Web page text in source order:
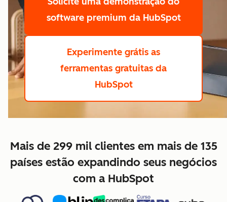
software premium da HubSpot
Experimente grátis as
ferramentas gratuitas da
HubSpot
Mais de 299 mil clientes em mais de 135
países estão expandindo seus negócios
com a HubSpot